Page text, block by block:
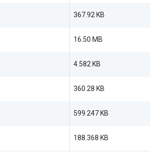
367.92 KB
16.50 MB
4.582 KB
360.28 KB
599.247 KB
188.368 KB